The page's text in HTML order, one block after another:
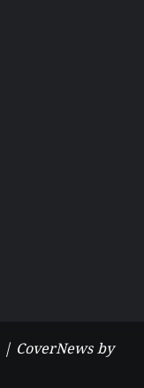
| CoverNewsby